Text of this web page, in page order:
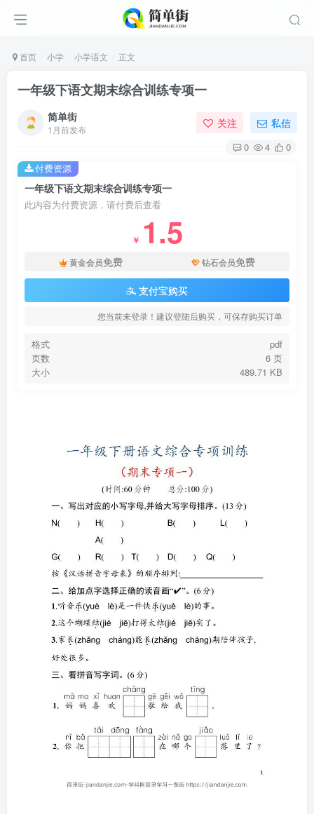
首页 小学 小学语文 正文
一年级下语文期末综合训练专项一
简单街
1月前发布 关注 私信
0 4 0
一年级下语文期末综合训练专项一
此内容为付费资源，请付费后查看
￥ 1.5
黄金会员免费 钻石会员免费
支付宝购买
您当前未登录！建议登陆后购买，可保存购买订单
格式
pdf
页数
6 页
大小
489.71 KB
付费资源